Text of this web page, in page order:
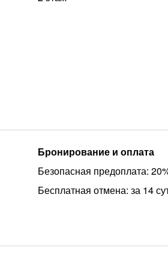
Бронирование и оплата
Безопасная предоплата:
Бесплатная отмена: за 14